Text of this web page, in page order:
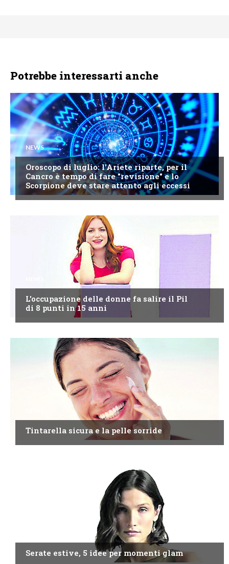
Potrebbe interessarti anche
NEWS
Oroscopo di luglio: l'Ariete riparte, per il
Cancro è tempo di fare "revisione" e lo
Scorpione deve stare attento agli eccessi
L'occupazione delle donne fa salire il Pil
di 8 punti in 15 anni
Tintarella sicura e la pelle sorride
Serate estive, 5 idee per momenti glam